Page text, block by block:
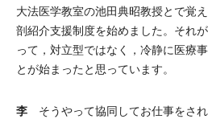
大法医学教室の池田典昭教授とで覚
剖紹介支援制度を始めました。それ
って，対立型ではなく，冷静に医療
とが始まったと思っています。
李 そうやって協同してお仕事をさ